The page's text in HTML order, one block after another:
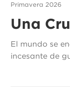
Primavera 2026
Una
El mundo se
incesante de